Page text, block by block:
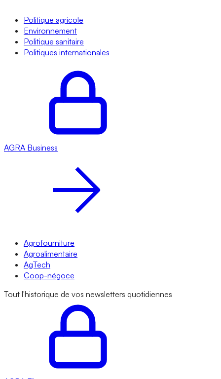
Politique agricole
Environnement
Politique sanitaire
Politiques internationales
AGRA Business
Agrofourniture
Agroalimentaire
AgTech
Coop-négoce
Tout l'historique de vos newsletters quotidiennes